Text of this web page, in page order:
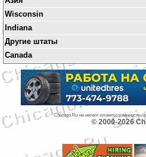
Wisconsin
Indiana
Другие штаты
Canada
Chicago.Ru не несет ответственности
© 2000-2026